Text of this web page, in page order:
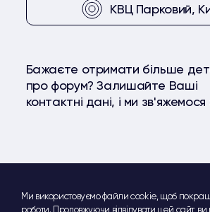
КВЦ Парковий,
Бажаєте отримати більше
про форум? Залишайте Ваші
контактні дані, і ми
Facebook YouTube
Ми використовуємо файли cookie, щоб
роботи. Продовжуючи відвідувати цей сайт,